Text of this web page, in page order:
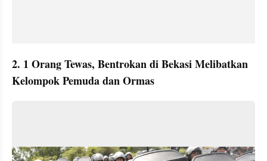
2. 1 Orang Tewas, Bentrokan di Bekasi Melibatkan
Kelompok Pemuda dan Ormas